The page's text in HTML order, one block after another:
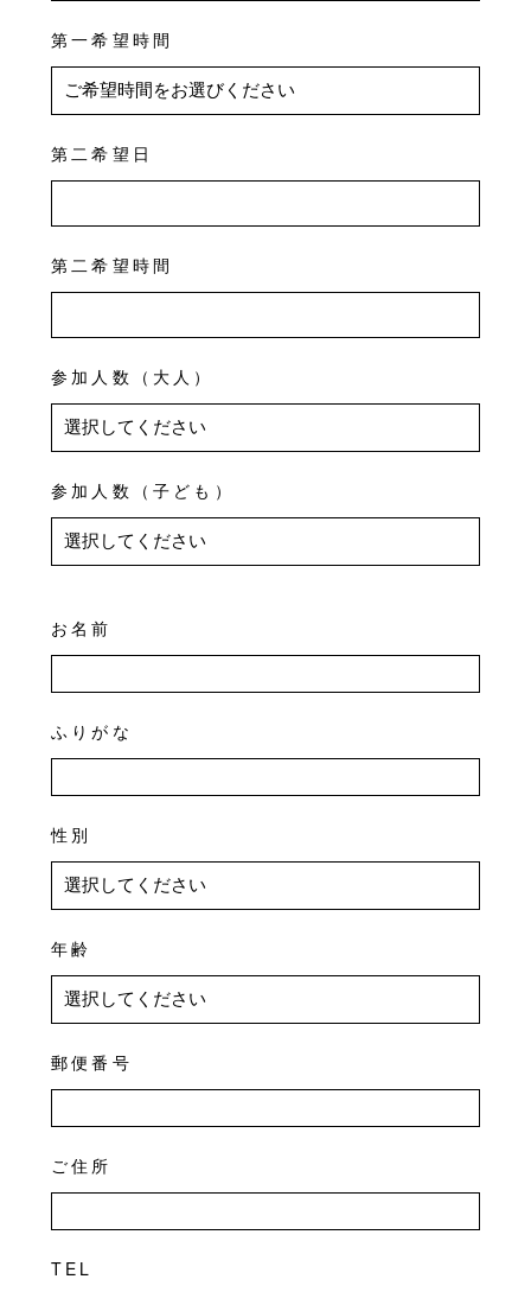
第一希望時間
第二希望日
第二希望時間
参加人数（大人）
参加人数（子ども）
お名前
ふりがな
性別
年齢
郵便番号
ご住所
TEL